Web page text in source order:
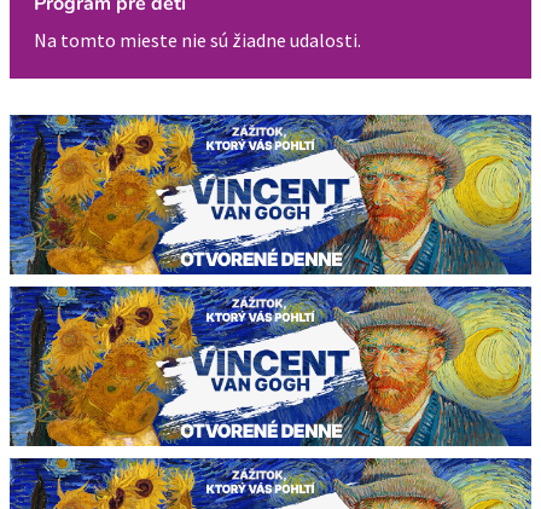
Na tomto mieste nie sú žiadne udalosti.